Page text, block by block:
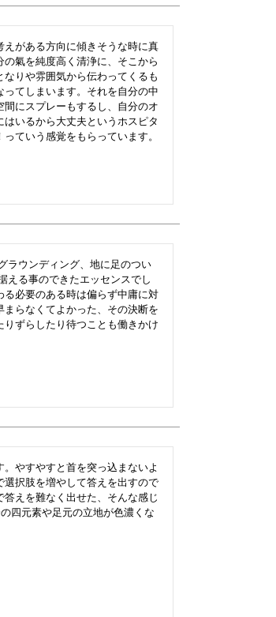
がある方向に傾きそうな時に真
氣を純度高く清浄に、そこから
りや雰囲気から伝わってくるも
てしまいます。それを自分の中
にスプレーもするし、自分のオ
いるから大丈夫というホスピタ
ていう感覚をもらっています。
ラウンディング、地に足のつい
える事のできたエッセンスでし
必要のある時は偏らず中庸に対
らなくてよかった、その決断を
ずらしたり待つことも働きかけ
やすやすと首を突っ込まないよ
択肢を増やして答えを出すので
えを難なく出せた、そんな感じ
四元素や足元の立地が色濃くな